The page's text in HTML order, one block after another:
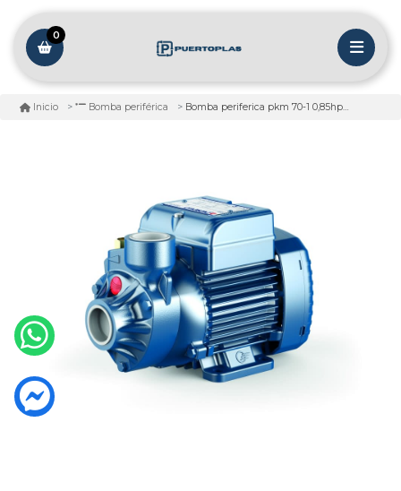
0
Inicio Bomba periférica Bomba periferica pkm 70-1 0,85hp 220v